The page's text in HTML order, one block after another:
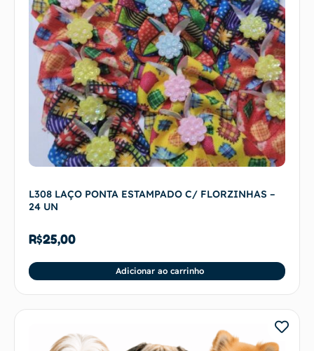
L308 LAÇO PONTA ESTAMPADO C/ FLORZINHAS –
24 UN
R$25,00
Adicionar ao carrinho